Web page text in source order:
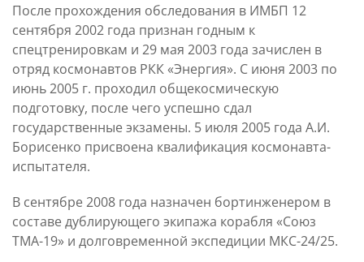
После прохождения обследования в ИМБП 12
сентября 2002 года признан годным к
спецтренировкам и 29 мая 2003 года зачислен в
отряд космонавтов РКК «Энергия». С июня 2003 по
июнь 2005 г. проходил общекосмическую
подготовку, после чего успешно сдал
государственные экзамены. 5 июля 2005 года А.И.
Борисенко присвоена квалификация космонавта-
испытателя.
В сентябре 2008 года назначен бортинженером в
составе дублирующего экипажа корабля «Союз
ТМА-19» и долговременной экспедиции МКС-24/25.